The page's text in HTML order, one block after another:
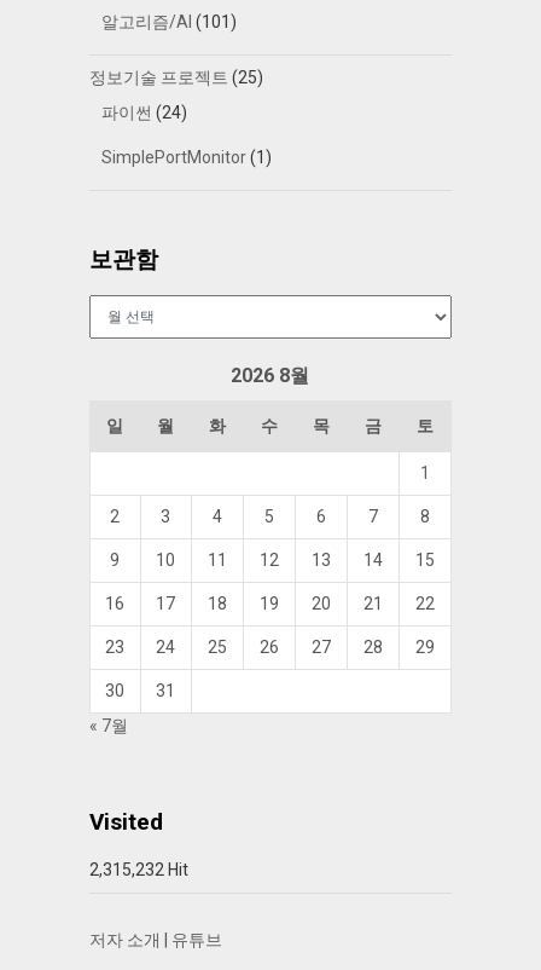
알고리즘/AI (101)
정보기술 프로젝트 (25)
파이썬 (24)
SimplePortMonitor(1)
보관함
2026 8월
일 월 화 수 목 금 토
1
2 3 4 5 6 7 8
9 10 11 12 13 14 15
16 17 18 19 20 21 22
23 24 25 26 27 28 29
30
31
« 7월
Visited
2,315,232 Hit
저자 소개 유튜브